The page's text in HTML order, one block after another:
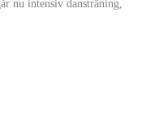
nu intensiv dansträning,